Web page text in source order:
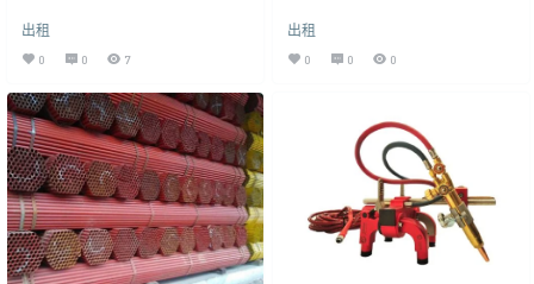
出租
0 0 7
出租
0 0 0